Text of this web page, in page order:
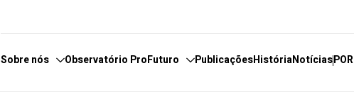
Sobre nós Observatório ProFuturo PublicaçõesHistóriaNotíciasPOR